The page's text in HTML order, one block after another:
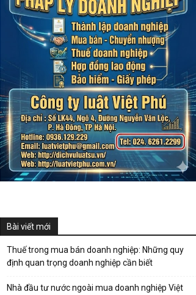
Bài viết mới
Thuế trong mua bán doanh nghiệp: Những quy
định quan trọng doanh nghiệp cần biết
Nhà đầu tư nước ngoài mua doanh nghiệp Việt